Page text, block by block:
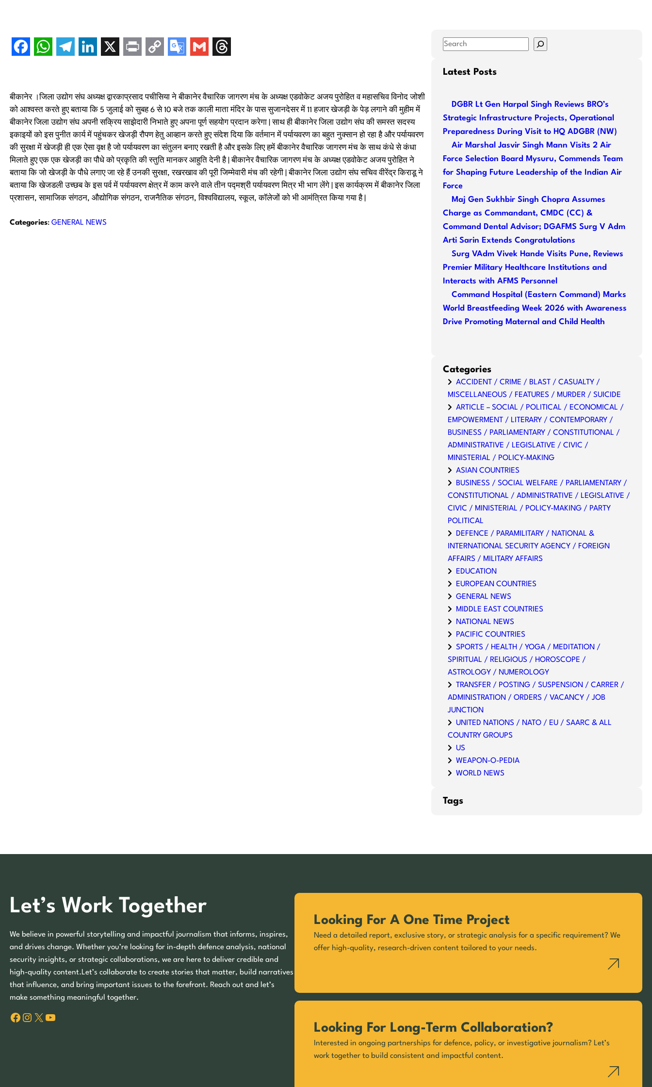
बीकानेर ।जिला उद्योग संघ अध्यक्ष द्वारकाप्रसाद पचीसिया ने बीकानेर वैचारिक जागरण मंच के अध्यक्ष एडवोकेट अजय पुरोहित व महासचिव विनोद जोशी
को आश्वस्त करते हुए बताया कि 5 जुलाई को सुबह 6 से 10 बजे तक काली माता मंदिर के पास सुजानदेसर में 11 हजार खेजड़ी के पेड़ लगाने की मुहीम में
बीकानेर जिला उद्योग संघ अपनी सक्रिय साझेदारी निभाते हुए अपना पूर्ण सहयोग प्रदान करेगा | साथ ही बीकानेर जिला उद्योग संघ की समस्त सदस्य
इकाइयों को इस पुनीत कार्य में पहुंचकर खेजड़ी रौपण हेतु आव्हान करते हुए संदेश दिया कि वर्तमान में पर्यायवरण का बहुत नुक्सान हो रहा है और पर्यायवरण
की सुरक्षा में खेजड़ी ही एक ऐसा वृक्ष है जो पर्यायवरण का संतुलन बनाए रखती है और इसके लिए हमें बीकानेर वैचारिक जागरण मंच के साथ कंधे से कंधा
मिलाते हुए एक एक खेजड़ी का पौधे को प्रकृति की स्तुति मानकर आहुति देनी है | बीकानेर वैचारिक जागरण मंच के अध्यक्ष एडवोकेट अजय पुरोहित ने
बताया कि जो खेजड़ी के पौधे लगाए जा रहे हैं उनकी सुरक्षा, रखरखाव की पूरी जिम्मेवारी मंच की रहेगी | बीकानेर जिला उद्योग संघ सचिव वीरेंद्र किराडू ने
बताया कि खेजडली उच्छब के इस पर्व में पर्यायवरण क्षेत्र में काम करने वाले तीन पद्मश्री पर्यायवरण मित्र भी भाग लेंगे | इस कार्यक्रम में बीकानेर जिला
प्रशासन, सामाजिक संगठन, औद्योगिक संगठन, राजनैतिक संगठन, विश्वविद्यालय, स्कूल, कॉलेजों को भी आमंत्रित किया गया है |
Categories: GENERAL NEWS
S
aLatest Posts
DGBR Lt Gen Harpal Singh Reviews BRO’s
Strategic Infrastructure Projects, Operational
Preparedness During Visit to HQ ADGBR (NW)
Air Marshal Jasvir Singh Mann Visits 2 Air
Force Selection Board Mysuru, Commends Team
for Shaping Future Leadership of the Indian Air
Force
Maj Gen Sukhbir Singh Chopra Assumes
Charge as Commandant, CMDC (CC) &
Command Dental Advisor; DGAFMS Surg V Adm
Arti Sarin Extends Congratulations
Surg VAdm Vivek Hande Visits Pune, Reviews
Premier Military Healthcare Institutions and
Interacts with AFMS Personnel
Command Hospital (Eastern Command) Marks
World Breastfeeding Week 2026 with Awareness
Drive Promoting Maternal and Child Health
Categories
ACCIDENT / CRIME / BLAST / CASUALTY /
MISCELLANEOUS / FEATURES / MURDER / SUICIDE
ARTICLE – SOCIAL / POLITICAL / ECONOMICAL /
EMPOWERMENT / LITERARY / CONTEMPORARY /
BUSINESS / PARLIAMENTARY / CONSTITUTIONAL /
ADMINISTRATIVE / LEGISLATIVE / CIVIC /
MINISTERIAL / POLICY-MAKING
ASIAN COUNTRIES
BUSINESS / SOCIAL WELFARE / PARLIAMENTARY /
CONSTITUTIONAL / ADMINISTRATIVE / LEGISLATIVE /
CIVIC / MINISTERIAL / POLICY-MAKING / PARTY
POLITICAL
DEFENCE / PARAMILITARY / NATIONAL &
INTERNATIONAL SECURITY AGENCY / FOREIGN
AFFAIRS / MILITARY AFFAIRS
EDUCATION
EUROPEAN COUNTRIES
GENERAL NEWS
MIDDLE EAST COUNTRIES
NATIONAL NEWS
PACIFIC COUNTRIES
SPORTS / HEALTH / YOGA / MEDITATION /
SPIRITUAL / RELIGIOUS / HOROSCOPE /
ASTROLOGY / NUMEROLOGY
TRANSFER / POSTING / SUSPENSION / CARRER /
ADMINISTRATION / ORDERS / VACANCY / JOB
JUNCTION
UNITED NATIONS / NATO / EU / SAARC & ALL
COUNTRY GROUPS
US
WEAPON-O-PEDIA
WORLD NEWS
Tags
Let’s Work Together
We believe in powerful storytelling and impactful journalism that informs, inspires,
and drives change. Whether you’re looking for in-depth defence analysis, national
security insights, or strategic collaborations, we are here to deliver credible and
high-quality content.Let’s collaborate to create stories that matter, build narratives
that influence, and bring important issues to the forefront. Reach out and let’s
make something meaningful together.
Facebook Instagram X YouTube
Looking For A One Time Project
Need a detailed report, exclusive story, or strategic analysis for a specific requirement? We
offer high-quality, research-driven content tailored to your needs.
Looking For Long-Term Collaboration?
Interested in ongoing partnerships for defence, policy, or investigative journalism? Let’s
work together to build consistent and impactful content.